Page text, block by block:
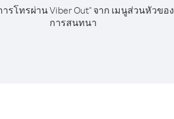
ารโทรผ่าน Viber Out" จาก เมนูส่วนหัวของ
การสนทนา